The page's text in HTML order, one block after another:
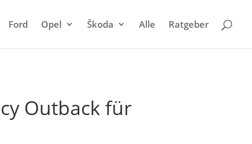
Ford Opel Škoda Alle Ratgeber
Outback für